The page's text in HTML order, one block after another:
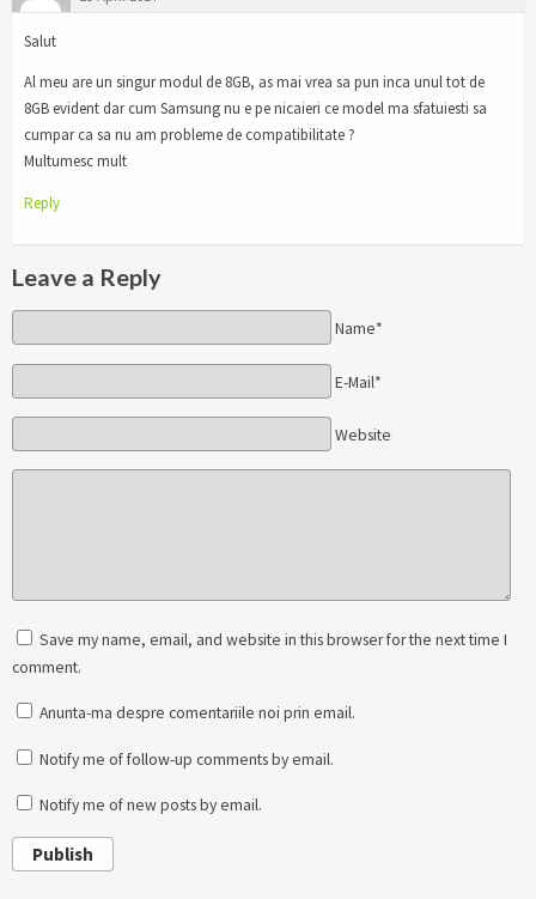
Salut
Al meu are un singur modul de 8GB, as mai vrea sa pun inca unul tot de
8GB evident dar cum Samsung nu e pe nicaieri ce model ma sfatuiesti sa
cumpar ca sa nu am probleme de compatibilitate ?
Multumesc mult
Reply
Leave a Reply
Name*
E-Mail*
Website
Save my name, email, and website in this browser for the next time I
comment.
Anunta-ma despre comentariile noi prin email.
Notify me of follow-up comments by email.
Notify me of new posts by email.
Publish